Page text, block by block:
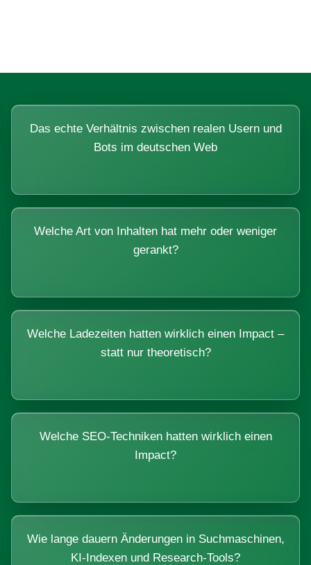
Das echte Verhältnis zwischen realen Usern und
Bots im deutschen Web
Welche Art von Inhalten hat mehr oder weniger
gerankt?
Welche Ladezeiten hatten wirklich einen Impact –
statt nur theoretisch?
Welche SEO-Techniken hatten wirklich einen
Impact?
Wie lange dauern Änderungen in Suchmaschinen,
KI-Indexen und Research-Tools?